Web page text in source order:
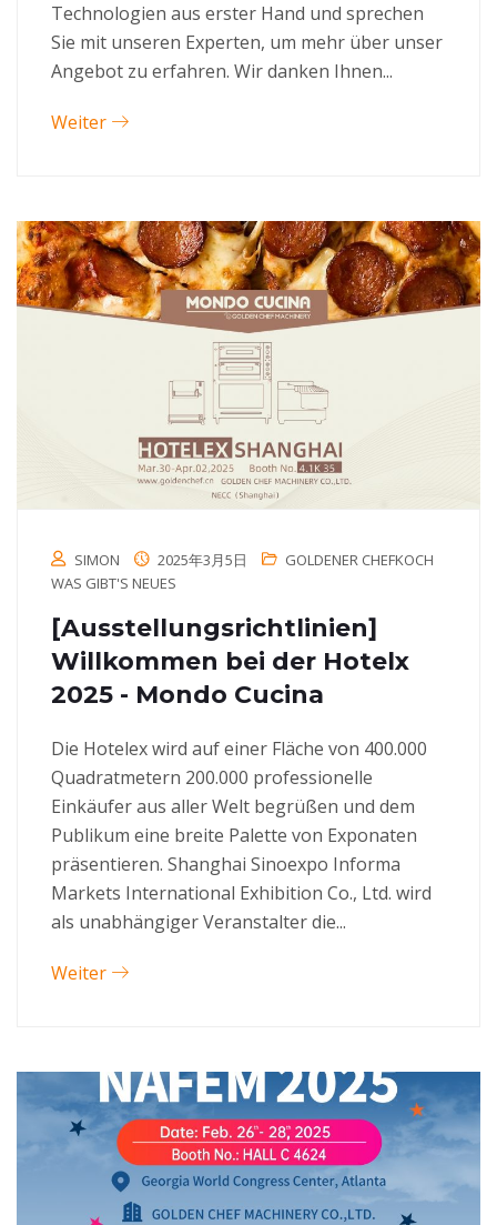
Technologien aus erster Hand und sprechen
Sie mit unseren Experten, um mehr über unser
Angebot zu erfahren. Wir danken Ihnen...
Weiter
SIMON 2025年3月5日
GOLDENER CHEFKOCH
WAS GIBT'S NEUES
[Ausstellungsrichtlinien]
Willkommen bei der Hotelx
2025 - Mondo Cucina
Die Hotelex wird auf einer Fläche von 400.000
Quadratmetern 200.000 professionelle
Einkäufer aus aller Welt begrüßen und dem
Publikum eine breite Palette von Exponaten
präsentieren. Shanghai Sinoexpo Informa
Markets International Exhibition Co., Ltd. wird
als unabhängiger Veranstalter die...
Weiter